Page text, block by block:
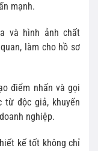
mạnh.
và hình ảnh chất
làm cho hồ sơ
điểm nhấn và gọi
từ độc giả, khuyến
nghiệp.
kế tốt không chỉ